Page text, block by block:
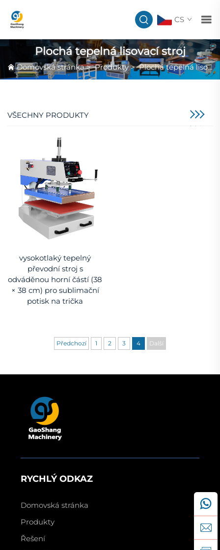
CS
Plochá tepelná lisovací stroj
Domovská stránka>Produkty>Plochá tepelná lisovací stroj
VŠECHNY PRODUKTY
vysokotlaký tepelný
převodní stroj s
odváděnou horní částí (38
× 38 cm) pro sublimační
potisk na trička
Předchozí 1 2 3 4 Další
RYCHLÝ ODKAZ
Domovská stránka
Produkty
Řešení